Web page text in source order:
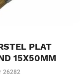
PLAT
15X50MM
26282